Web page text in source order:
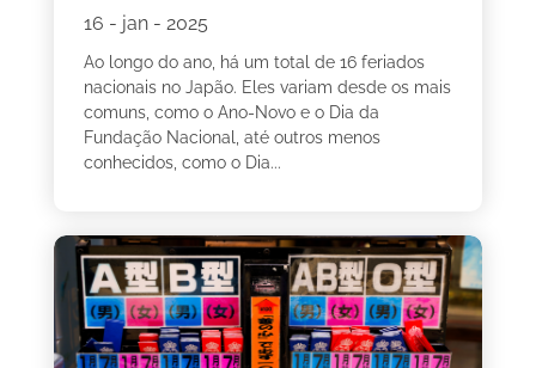
16 - jan - 2025
Ao longo do ano, há um total de 16 feriados
nacionais no Japão. Eles variam desde os mais
comuns, como o Ano-Novo e o Dia da
Fundação Nacional, até outros menos
conhecidos, como o Dia...